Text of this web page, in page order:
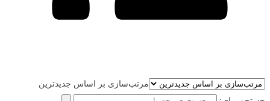
مرتب‌سازی بر اساس جدیدترین